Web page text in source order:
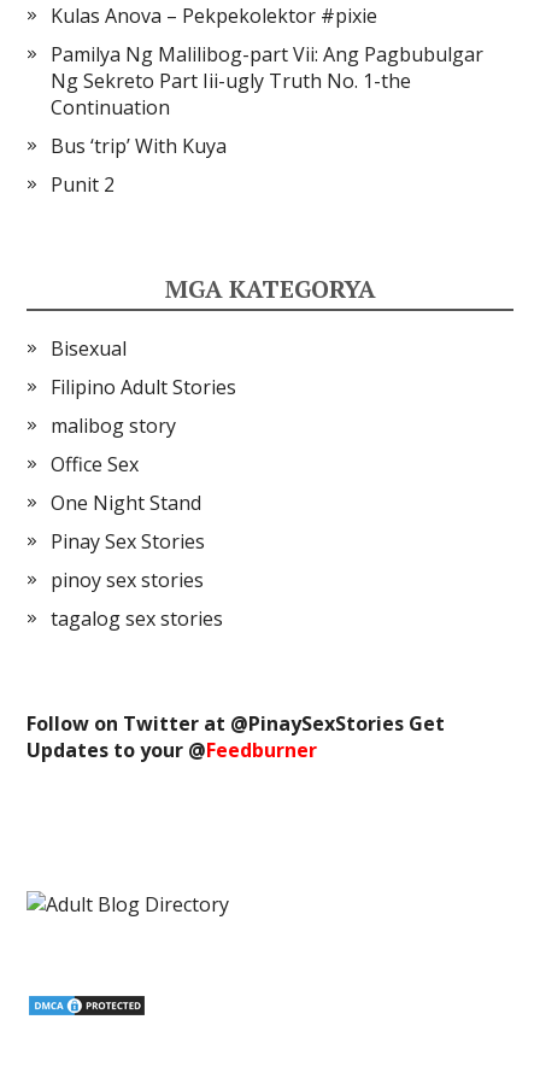
Kulas Anova – Pekpekolektor #pixie
Pamilya Ng Malilibog-part Vii: Ang Pagbubulgar
Ng Sekreto Part Iii-ugly Truth No. 1-the
Continuation
Bus ‘trip’ With Kuya
Punit 2
MGA KATEGORYA
Bisexual
Filipino Adult Stories
malibog story
Office Sex
One Night Stand
Pinay Sex Stories
pinoy sex stories
tagalog sex stories
Follow on Twitter at @PinaySexStories Get
Updates to your @Feedburner